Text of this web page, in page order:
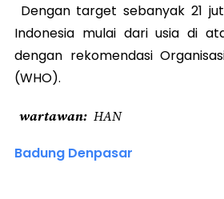
Dengan target sebanyak 21
Indonesia mulai dari usia di
dengan rekomendasi
(WHO).
wartawan HAN
Badung Denpasar